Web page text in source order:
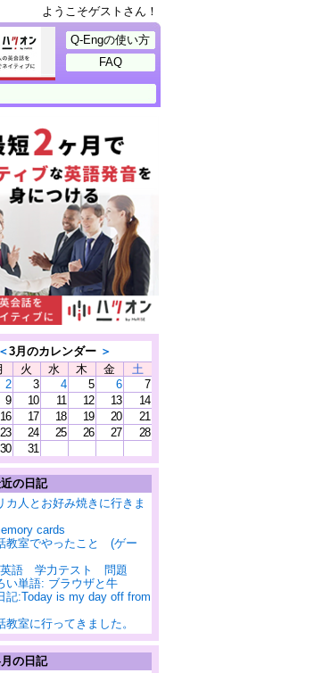
ようこそゲストさん！
Q-Engの使い方
FAQ
＜3月のカレンダー ＞
火 水 木 金
土
2 3 4 5 6
7
9 10 11 12 13
14
16 17 18 19 20
21
23 24 25 26 27
28
30 31
の日記
カ人とお好み焼きに行きま
cards
教室でやったこと (ゲー
英語 学力テスト 問題
い単語: ブラウザと牛
記:Today is my day off from
教室に行ってきました。
の日記